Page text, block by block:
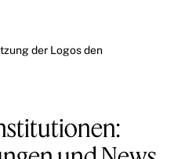
der Logos den